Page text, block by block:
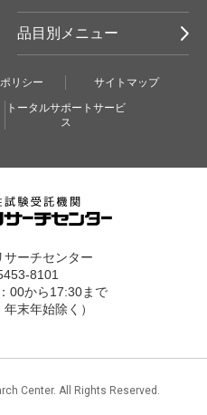
品目別メニュー
リシー
サイトマップ
トータルサポートサービ
ス
ーチセンター
8101
00から17:30まで
年末年始除く）
Center. All Rights Reserved.